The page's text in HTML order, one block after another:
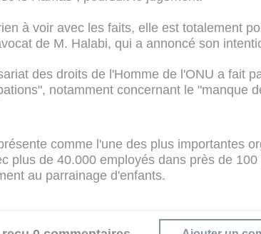
à voir avec les faits, elle est totalement
de M. Halabi, qui a annoncé son
des droits de l'Homme de l'ONU a fait
notamment concernant le "manque
comme l'une des plus importantes
plus de 40.000 employés dans près de 100
au parrainage d'enfants.